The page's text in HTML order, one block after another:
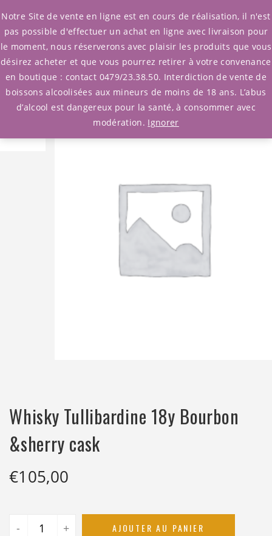
0
Accueil/Whisky /Ecosse
/ Whisky Tullibardine 18y Bourbon &sherry cask
Whisky Tullibardine 18y Bourbon
&sherry cask
€105,00
- + AJOUTER AU PANIER
Notre Site de vente en ligne est en cours de réalisation, il n'est
pas possible d'effectuer un achat en ligne avec livraison pour
le moment, nous réserverons avec plaisir les produits que vous
désirez acheter et que vous pourrez retirer à votre convenance
en boutique : contact 0479/23.38.50. Interdiction de vente de
boissons alcoolisées aux mineurs de moins de 18 ans. L’abus
d’alcool est dangereux pour la santé, à consommer avec
modération. Ignorer